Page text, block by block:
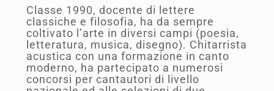
Classe 1990, docente di lettere
classiche e filosofia, ha da sempre
coltivato l’arte in diversi campi (poesia,
letteratura, musica, disegno). Chitarrista
acustica con una formazione in canto
moderno, ha partecipato a numerosi
concorsi per cantautori di livello